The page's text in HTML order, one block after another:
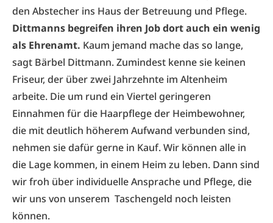
den Abstecher ins Haus der Betreuung und Pflege.
Dittmanns begreifen ihren Job dort auch ein wenig
als Ehrenamt. Kaum jemand mache das so lange,
sagt Bärbel Dittmann. Zumindest kenne sie keinen
Friseur, der über zwei Jahrzehnte im Altenheim
arbeite. Die um rund ein Viertel geringeren
Einnahmen für die Haarpflege der Heimbewohner,
die mit deutlich höherem Aufwand verbunden sind,
nehmen sie dafür gerne in Kauf. Wir können alle in
die Lage kommen, in einem Heim zu leben. Dann sind
wir froh über individuelle Ansprache und Pflege, die
wir uns von unserem Taschengeld noch leisten
können.